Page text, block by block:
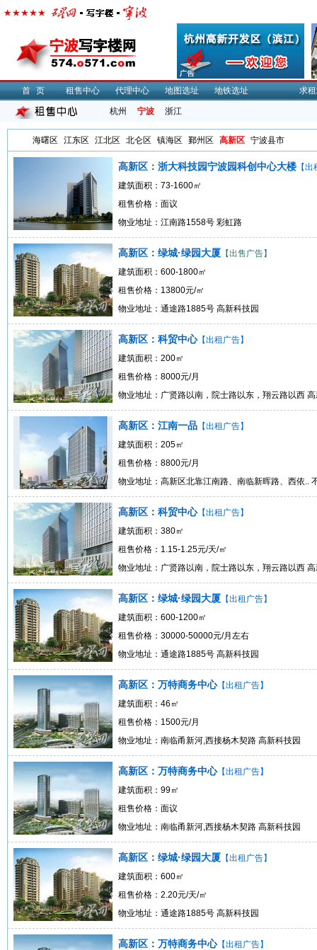
首页 租售中心 代理中心 地图选址 地铁选址 求
杭州 宁波 浙江
海曙区 江东区 江北区 北仑区 镇海区 鄞州区 高新区 宁波县市
高新区：浙大科技园宁波园科创中心大楼 【
建筑面积：73-1600㎡
租售价格：面议
物业地址：江南路1558号 彩虹路
高新区：绿城·绿园大厦 【出售广告】
建筑面积：600-1800㎡
租售价格：13800元/㎡
物业地址：通途路1885号 高新科技园
高新区：科贸中心【出租广告】
建筑面积：200㎡
租售价格：8000元/月
物业地址：广贤路以南，院士路以东，翔云路以西
高新区：江南一品 【出租广告】
建筑面积：205㎡
租售价格：8800元/月
物业地址：高新区北靠江南路、南临新晖路、西依..
高新区：科贸中心【出租广告】
建筑面积：380㎡
租售价格：1.15-1.25元/天/㎡
物业地址：广贤路以南，院士路以东，翔云路以西
高新区：绿城·绿园大厦 【出租广告】
建筑面积：600-1200㎡
租售价格：30000-50000元/月左右
物业地址：通途路1885号 高新科技园
高新区：万特商务中心【出租广告】
建筑面积：46㎡
租售价格：1500元/月
物业地址：南临甬新河,西接杨木契路 高新科技园
高新区：万特商务中心【出租广告】
建筑面积：99㎡
租售价格：面议
物业地址：南临甬新河,西接杨木契路 高新科技园
高新区：绿城·绿园大厦 【出租广告】
建筑面积：600㎡
租售价格：2.20元/天/㎡
物业地址：通途路1885号 高新科技园
高新区：万特商务中心【出租广告】